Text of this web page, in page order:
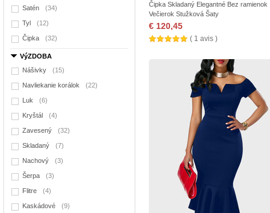
Satén (34)
Tyl (12)
Čipka (32)
VýZDOBA
Nášivky
(15)
Navliekanie korálok (22)
Luk (6)
Kryštál (4)
Zavesený (32)
Skladaný (7)
Nachový (3)
Šerpa (3)
Flitre (4)
Kaskádové (9)
Čipka Skladaný Elegantné Bez ramienok
Večierok Stužková Šaty
€ 120,45
( 1 avis )